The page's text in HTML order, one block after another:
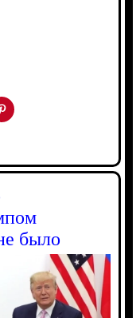
было